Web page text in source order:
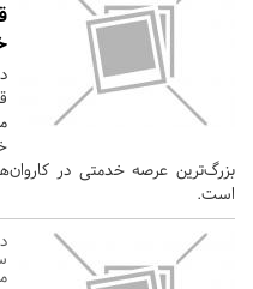
بزرگ‌ترین عرصه خدمتی در
است.